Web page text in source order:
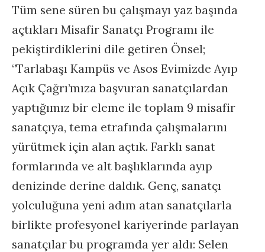
Tüm sene süren bu çalışmayı yaz başında
açtıkları Misafir Sanatçı Programı ile
pekiştirdiklerini dile getiren Önsel;
‘’Tarlabaşı Kampüs ve Asos Evimizde Ayıp
Açık Çağrı’mıza başvuran sanatçılardan
yaptığımız bir eleme ile toplam 9 misafir
sanatçıya, tema etrafında çalışmalarını
yürütmek için alan açtık. Farklı sanat
formlarında ve alt başlıklarında ayıp
denizinde derine daldık. Genç, sanatçı
yolculuğuna yeni adım atan sanatçılarla
birlikte profesyonel kariyerinde parlayan
sanatçılar bu programda yer aldı: Selen